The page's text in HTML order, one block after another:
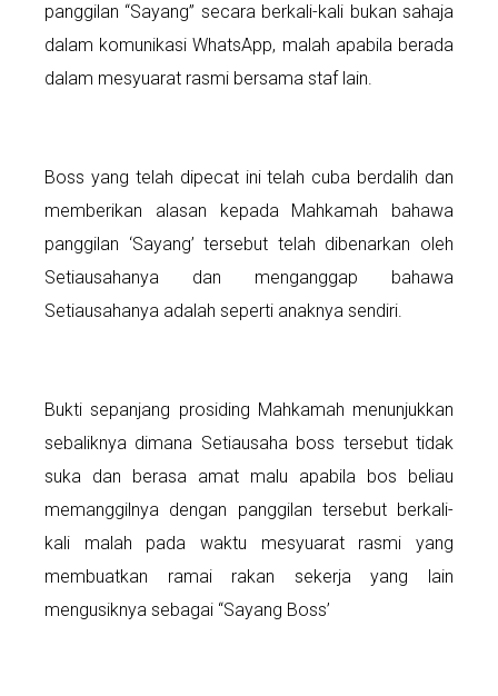
panggilan “Sayang” secara berkali-kali bukan sahaja
dalam komunikasi WhatsApp, malah apabila berada
dalam mesyuarat rasmi bersama staf lain.
Boss yang telah dipecat ini telah cuba berdalih dan
memberikan alasan kepada Mahkamah bahawa
panggilan ‘Sayang’ tersebut telah dibenarkan oleh
Setiausahanya dan menganggap bahawa
Setiausahanya adalah seperti anaknya sendiri.
Bukti sepanjang prosiding Mahkamah menunjukkan
sebaliknya dimana Setiausaha boss tersebut tidak
suka dan berasa amat malu apabila bos beliau
memanggilnya dengan panggilan tersebut berkali-
kali malah pada waktu mesyuarat rasmi yang
membuatkan ramai rakan sekerja yang lain
mengusiknya sebagai “Sayang Boss’